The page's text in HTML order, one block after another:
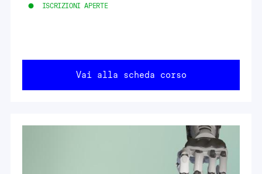
ISCRIZIONI APERTE
Vai alla scheda corso